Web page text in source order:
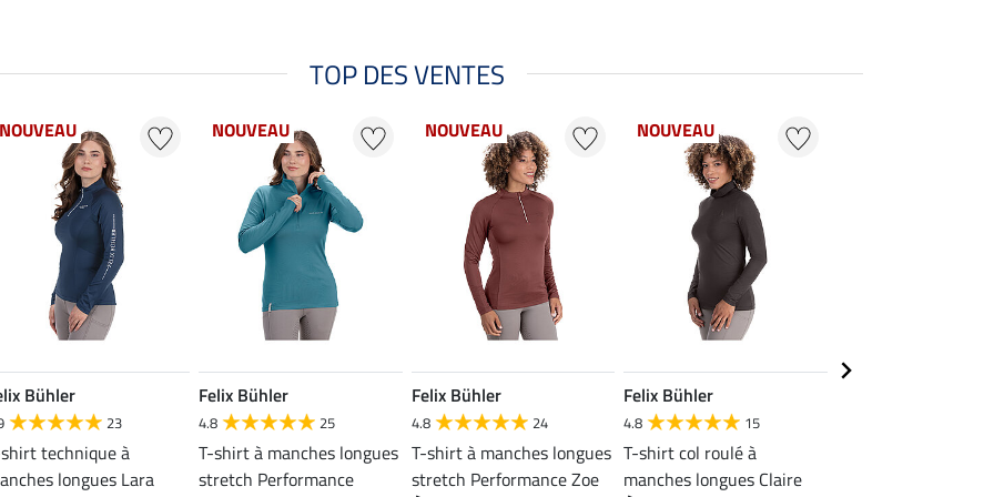
TOP DES VENTES
NOUVEAU
Bühler
23
technique à
longues Lara
NOUVEAU
Felix Bühler
4.8 25
T-shirt à manches longues
stretch Performance
NOUVEAU
Felix Bühler
4.8 24
T-shirt à manches longues
stretch Performance Zoe
NOUVEAU
Felix Bühler
4.8 15
T-shirt col roulé à
manches longues Claire